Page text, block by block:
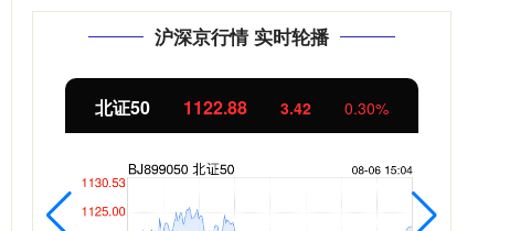
沪深京行情 实时轮播
北证50 1122.88 3.42 0.30%